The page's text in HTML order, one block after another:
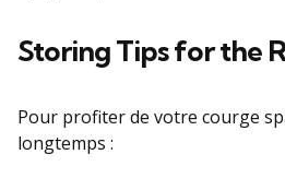
Storing Tips for the
Pour profiter de votre courge
longtemps :